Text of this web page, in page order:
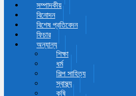
সম্পাদকীয়
বিনোদন
বিশেষ প্রতিবেদন
ফিচার
অন্যান্য
শিক্ষা
ধর্ম
শিল্প সাহিত্য
স্বাস্থ্য
কৃষি